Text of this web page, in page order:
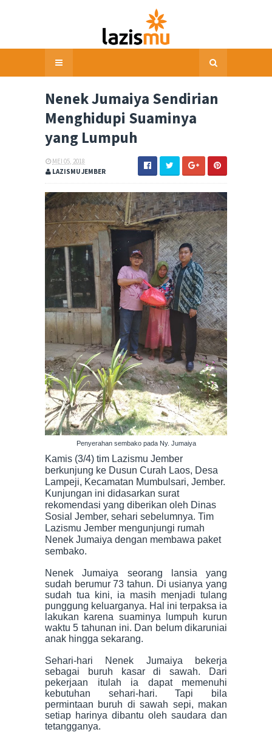
Nenek Jumaiya Sendirian
Menghidupi Suaminya
yang Lumpuh
MEI 05, 2018
LAZISMU JEMBER
Penyerahan sembako pada Ny. Jumaiya
Kamis (3/4) tim Lazismu Jember
berkunjung ke Dusun Curah Laos, Desa
Lampeji, Kecamatan Mumbulsari, Jember.
Kunjungan ini didasarkan surat
rekomendasi yang diberikan oleh Dinas
Sosial Jember, sehari sebelumnya. Tim
Lazismu Jember mengunjungi rumah
Nenek Jumaiya dengan membawa paket
sembako.
Nenek Jumaiya seorang lansia yang
sudah berumur 73 tahun. Di usianya yang
sudah tua kini, ia masih menjadi tulang
punggung keluarganya. Hal ini terpaksa ia
lakukan karena suaminya lumpuh kurun
waktu 5 tahunan ini. Dan belum dikaruniai
anak hingga sekarang.
Sehari-hari Nenek Jumaiya bekerja
sebagai buruh kasar di sawah. Dari
pekerjaan itulah ia dapat memenuhi
kebutuhan sehari-hari. Tapi bila
permintaan buruh di sawah sepi, makan
setiap harinya dibantu oleh saudara dan
tetangganya.